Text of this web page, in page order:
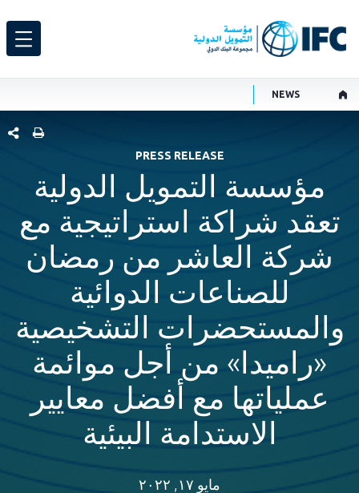
NEWS
شارك
PRESS RELEASE
مؤسسة التمويل الدولية
تعقد شراكة استراتيجية مع
شركة العاشر من رمضان
للصناعات الدوائية
والمستحضرات التشخيصية
«راميدا» من أجل موائمة
عملياتها مع أفضل معايير
الاستدامة البيئية
مايو ١٧, ٢٠٢٢